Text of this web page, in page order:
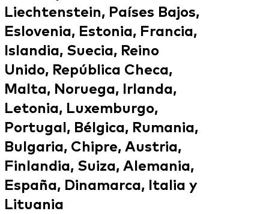
Liechtenstein, Países Bajos,
Eslovenia, Estonia, Francia,
Islandia, Suecia, Reino
Unido, República Checa,
Malta, Noruega, Irlanda,
Letonia, Luxemburgo,
Portugal, Bélgica, Rumania,
Bulgaria, Chipre, Austria,
Finlandia, Suiza, Alemania,
España, Dinamarca, Italia y
Lituania